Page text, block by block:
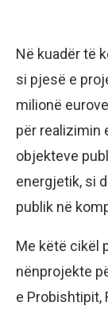
Në kuadër të
si pjesë e
milionë
për realizimin
objekteve
energjetik, si
publik në
Me këtë cikël
nënprojekte
e Probishtipit,